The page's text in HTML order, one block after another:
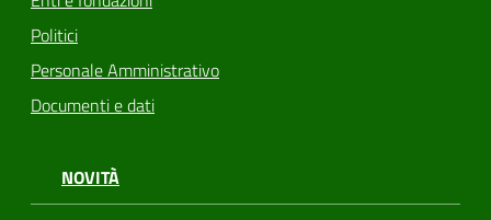
Politici
Personale Amministrativo
Documenti e dati
NOVITÀ